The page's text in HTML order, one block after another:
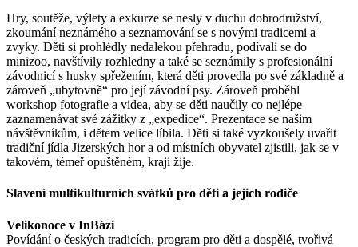
Hry, soutěže, výlety a exkurze se nesly v duchu dobrodružství,
zkoumání neznámého a seznamování se s novými tradicemi a
zvyky. Děti si prohlédly nedalekou přehradu, podívali se do
minizoo, navštívily rozhledny a také se seznámily s profesionální
závodnicí s husky spřežením, která děti provedla po své základně a
zároveň „ubytovně“ pro její závodní psy. Zároveň proběhl
workshop fotografie a videa, aby se děti naučily co nejlépe
zaznamenávat své zážitky z „expedice“. Prezentace se našim
návštěvníkům, i dětem velice líbila. Děti si také vyzkoušely uvařit
tradiční jídla Jizerských hor a od místních obyvatel zjistili, jak se v
takovém, témeř opuštěném, kraji žije.
Slavení multikulturních svátků pro děti a jejich rodiče
Velikonoce v InBázi
Povídání o českých tradicích, program pro děti a dospělé, tvořivá